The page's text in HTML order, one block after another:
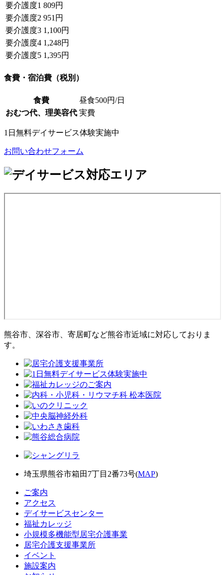
要介護度1 809円
要介護度2 951円
要介護度3 1,100円
要介護度4 1,248円
要介護度5 1,395円
食費・宿泊費（税別）
食費
昼食500円/日
おむつ代、理美容代 実費
1日無料デイサービス体験実施中
お問い合わせフォーム
熊谷市、深谷市、寄居町など熊谷市近域に対応しておりま
す。
埼玉県熊谷市箱田7丁目2番73号(MAP)
ご案内
アクセス
デイサービスセンター
福祉カレッジ
小規模多機能型居宅介護事業
居宅介護支援事業所
イベント
施設案内